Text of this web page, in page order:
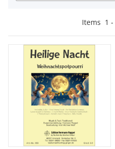
Items 1 -